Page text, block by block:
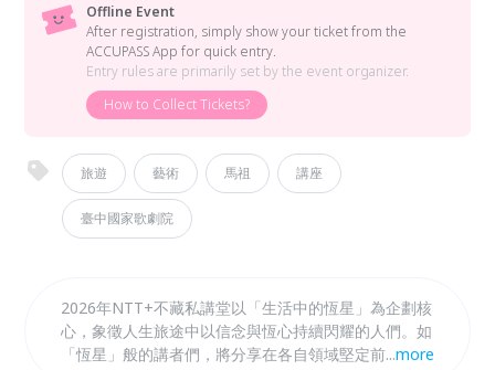
Offline Event
After registration, simply show your ticket from the
ACCUPASS App for quick entry.
Entry rules are primarily set by the event organizer.
How to Collect Tickets?
旅遊 藝術 馬祖 講座
臺中國家歌劇院
2026年NTT+不藏私講堂以「生活中的恆星」為企劃核
心，象徵人生旅途中以信念與恆心持續閃耀的人們。如
「恆星」般的講者們，將分享在各自領域堅定前行的故
...more